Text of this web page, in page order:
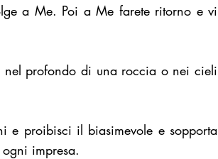
a Me. Poi a Me farete ritorno e vi
profondo di una roccia o nei cieli
e proibisci il biasimevole e sopporta
impresa.